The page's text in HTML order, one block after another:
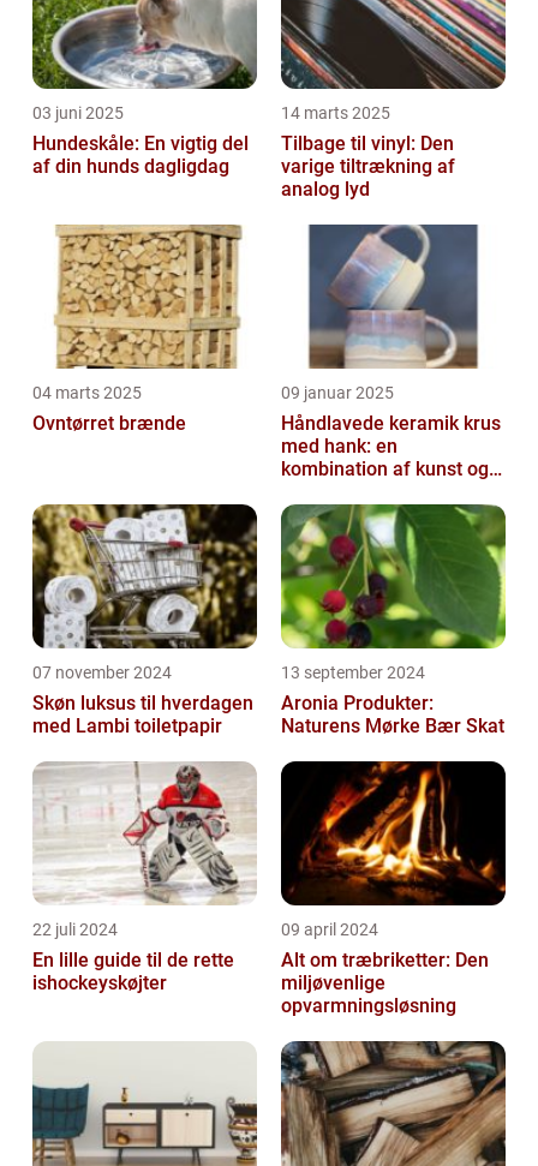
03 juni 2025
Hundeskåle: En vigtig del
af din hunds dagligdag
14 marts 2025
Tilbage til vinyl: Den
varige tiltrækning af
analog lyd
04 marts 2025
Ovntørret brænde
09 januar 2025
Håndlavede keramik krus
med hank: en
kombination af kunst og
07 november 2024
Skøn luksus til hverdagen
med Lambi toiletpapir
13 september 2024
Aronia Produkter:
Naturens Mørke Bær Skat
22 juli 2024
En lille guide til de rette
ishockeyskøjter
09 april 2024
Alt om træbriketter: Den
miljøvenlige
opvarmningsløsning